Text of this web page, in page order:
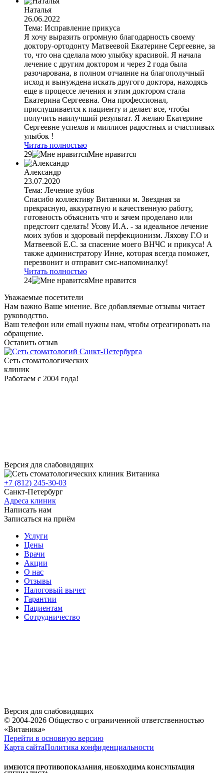
звонок
клиники
Наталья
26.06.2022
Тема: Исправление прикуса
Я хочу выразить огромную благодарность своему
доктору-ортодонту Матвеевой Екатерине Сергеевне, за
то, что она сделала мою улыбку красивой. Я начала
лечение с другим доктором и через 2 года была
разочарована, в полном отчаяние на благополучный
исход и вынуждена искать другого доктора, находясь
еще в процессе лечения и этим доктором стала
Екатерина Сергеевна. Она профессионал,
прислушивается к пациенту и делает все, чтобы
получить наилучший результат. Я желаю Екатерине
Сергеевне успехов и миллион радостных и счастливых
улыбок !
Читать полностью
29
Мне нравится
Александр
23.07.2020
Тема: Лечение зубов
Спасибо коллективу Витаники м. Звездная за
прекрасную, аккуратную и качественную работу,
готовность объяснить что и зачем проделано или
предстоит сделать! Усову И.А. - за идеальное лечение
моих зубов и здоровый перфекционизм. Ляхову Г.О и
Матвеевой Е.С. за спасение моего ВНЧС и прикуса! А
также администратору Инне, которая всегда поможет,
перезвонит и отправит смс-напоминалку!
Читать полностью
24
Мне нравится
Уважаемые посетители
Нам важно Ваше мнение. Все добавляемые отзывы читает
руководство.
Ваш телефон или email нужны нам, чтобы отреагировать на
обращение.
Оставить отзыв
Сеть стоматологических
клиник
Работаем с 2004 года!
Версия для слабовидящих
+7 (812) 245-30-03
Санкт-Петербург
Адреса клиник
Написать нам
Записаться на приём
Услуги
Цены
Врачи
Акции
О нас
Отзывы
Налоговый вычет
Гарантии
Пациентам
Сотрудничество
Версия для слабовидящих
© 2004-2026 Общество с ограниченной ответственностью
«Витаника»
Перейти в основную версию
Карта сайтаПолитика конфиденциальности
ИМЕЮТСЯ ПРОТИВОПОКАЗАНИЯ, НЕОБХОДИМА КОНСУЛЬТАЦИЯ